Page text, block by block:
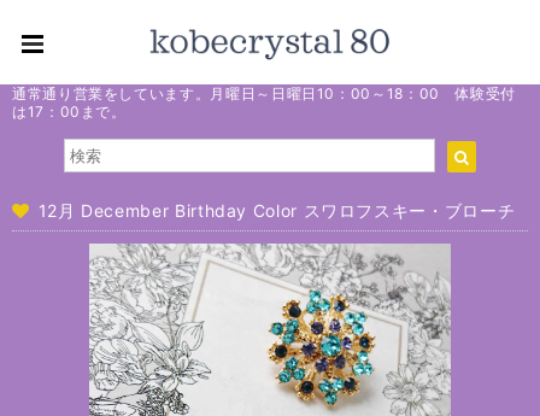
通常通り営業をしています。月曜日～日曜日10：00～18：00 体験受付
は17：00まで。
12月 December Birthday Color スワロフスキー・ブローチ